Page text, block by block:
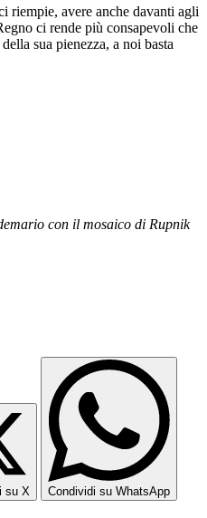
riempie, avere anche davanti agli
ci rende più consapevoli che
sua pienezza, a noi basta
con il mosaico di Rupnik
su X Condividi su WhatsApp